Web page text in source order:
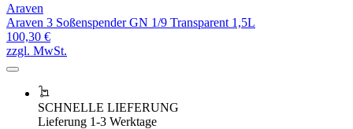
Araven
Araven 3 Soßenspender GN 1/9 Transparent 1,5L
100,30 €
zzgl. MwSt.
SCHNELLE LIEFERUNG
Lieferung 1-3 Werktage